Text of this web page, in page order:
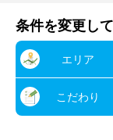
条件を変更し
エリア
こだわり